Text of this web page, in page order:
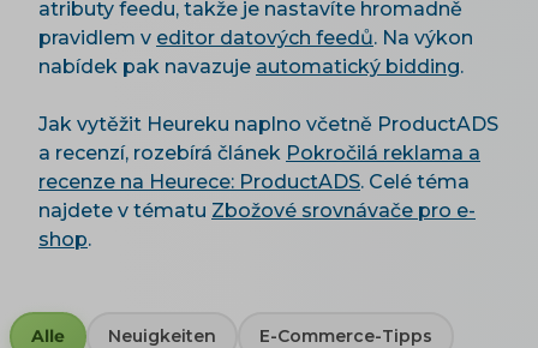
atributy feedu, takže je nastavíte hromadně
pravidlem v editor datových feedů. Na výkon
nabídek pak navazuje automatický bidding.
Jak vytěžit Heureku naplno včetně ProductADS
a recenzí, rozebírá článek Pokročilá reklama a
recenze na Heurece: ProductADS. Celé téma
najdete v tématu Zbožové srovnávače pro e-
shop.
Alle Neuigkeiten E-Commerce-Tipps